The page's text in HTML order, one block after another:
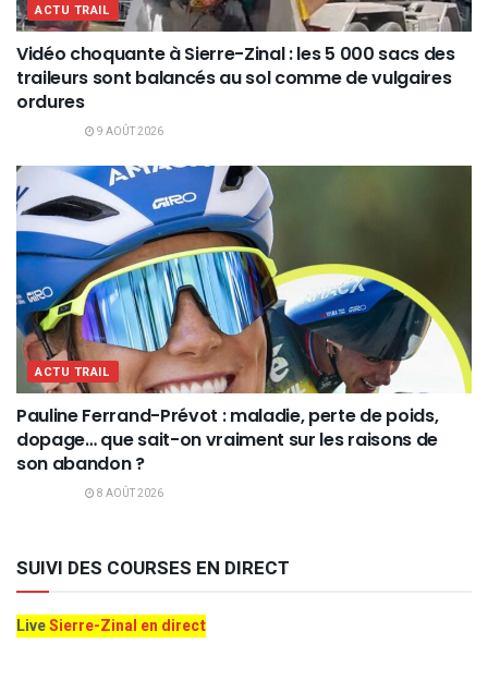
ACTU TRAIL
Vidéo choquante à Sierre-Zinal : les 5 000 sacs des
traileurs sont balancés au sol comme de vulgaires
ordures
9 AOÛT 2026
ACTU TRAIL
Pauline Ferrand-Prévot : maladie, perte de poids,
dopage… que sait-on vraiment sur les raisons de
son abandon ?
8 AOÛT 2026
SUIVI DES COURSES EN DIRECT
LiveSierre-Zinal en direct